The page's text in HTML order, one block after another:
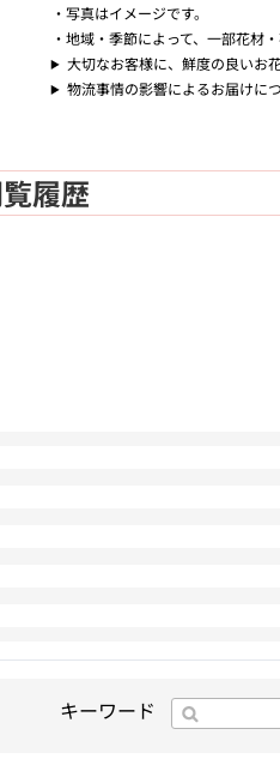
写真はイメージです。
地域・季節によって、一部花材
大切なお客様に、鮮度の良いお
物流事情の影響によるお届けに
履歴
キーワード